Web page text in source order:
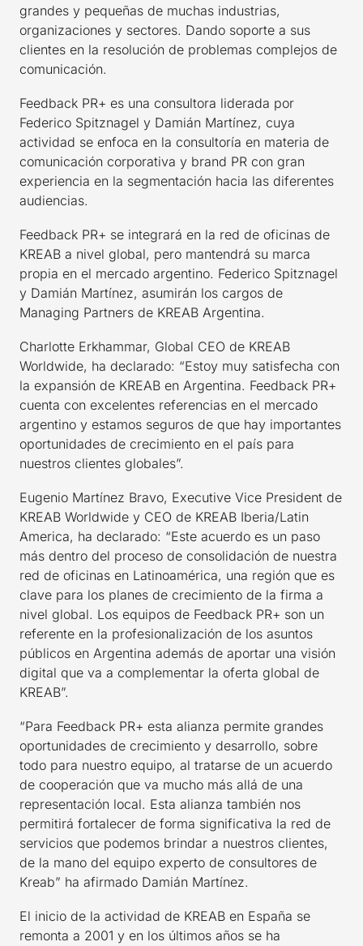
grandes y pequeñas de muchas industrias,
organizaciones y sectores. Dando soporte a sus
clientes en la resolución de problemas complejos de
comunicación.
Feedback PR+ es una consultora liderada por
Federico Spitznagel y Damián Martínez, cuya
actividad se enfoca en la consultoría en materia de
comunicación corporativa y brand PR con gran
experiencia en la segmentación hacia las diferentes
audiencias.
Feedback PR+ se integrará en la red de oficinas de
KREAB a nivel global, pero mantendrá su marca
propia en el mercado argentino. Federico Spitznagel
y Damián Martínez, asumirán los cargos de
Managing Partners de KREAB Argentina.
Charlotte Erkhammar, Global CEO de KREAB
Worldwide, ha declarado: “Estoy muy satisfecha con
la expansión de KREAB en Argentina. Feedback PR+
cuenta con excelentes referencias en el mercado
argentino y estamos seguros de que hay importantes
oportunidades de crecimiento en el país para
nuestros clientes globales”.
Eugenio Martínez Bravo, Executive Vice President de
KREAB Worldwide y CEO de KREAB Iberia/Latin
America, ha declarado: “Este acuerdo es un paso
más dentro del proceso de consolidación de nuestra
red de oficinas en Latinoamérica, una región que es
clave para los planes de crecimiento de la firma a
nivel global. Los equipos de Feedback PR+ son un
referente en la profesionalización de los asuntos
públicos en Argentina además de aportar una visión
digital que va a complementar la oferta global de
KREAB”.
“Para Feedback PR+ esta alianza permite grandes
oportunidades de crecimiento y desarrollo, sobre
todo para nuestro equipo, al tratarse de un acuerdo
de cooperación que va mucho más allá de una
representación local. Esta alianza también nos
permitirá fortalecer de forma significativa la red de
servicios que podemos brindar a nuestros clientes,
de la mano del equipo experto de consultores de
Kreab” ha afirmado Damián Martínez.
El inicio de la actividad de KREAB en España se
remonta a 2001 y en los últimos años se ha